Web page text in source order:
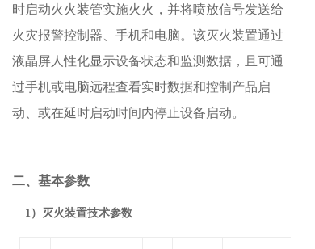
时启动火火装管实施火火，并将喷放信号发送给
火灾报警控制器、手机和电脑。该灭火装置通过
液晶屏人性化显示设备状态和监测数据，且可通
过手机或电脑远程查看实时数据和控制产品启
动、或在延时启动时间内停止设备启动。
二、基本参数
1）灭火装置技术参数